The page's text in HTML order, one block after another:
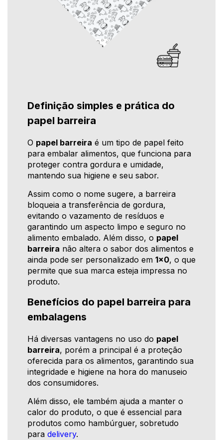
Definição simples e prática do
papel barreira
O papel barreira é um tipo de papel feito
para embalar alimentos, que funciona para
proteger contra gordura e umidade,
mantendo sua higiene e seu sabor.
Assim como o nome sugere, a barreira
bloqueia a transferência de gordura,
evitando o vazamento de resíduos e
garantindo um aspecto limpo e seguro no
alimento embalado. Além disso, o papel
barreira não altera o sabor dos alimentos e
ainda pode ser personalizado em 1x0, o que
permite que sua marca esteja impressa no
produto.
Benefícios do papel barreira para
embalagens
Há diversas vantagens no uso do papel
barreira, porém a principal é a proteção
oferecida para os alimentos, garantindo sua
integridade e higiene na hora do manuseio
dos consumidores.
Além disso, ele também ajuda a manter o
calor do produto, o que é essencial para
produtos como hambúrguer, sobretudo
para delivery.